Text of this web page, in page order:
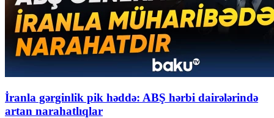
İranla gərginlik pik həddə: ABŞ hərbi dairələrində
artan narahatlıqlar